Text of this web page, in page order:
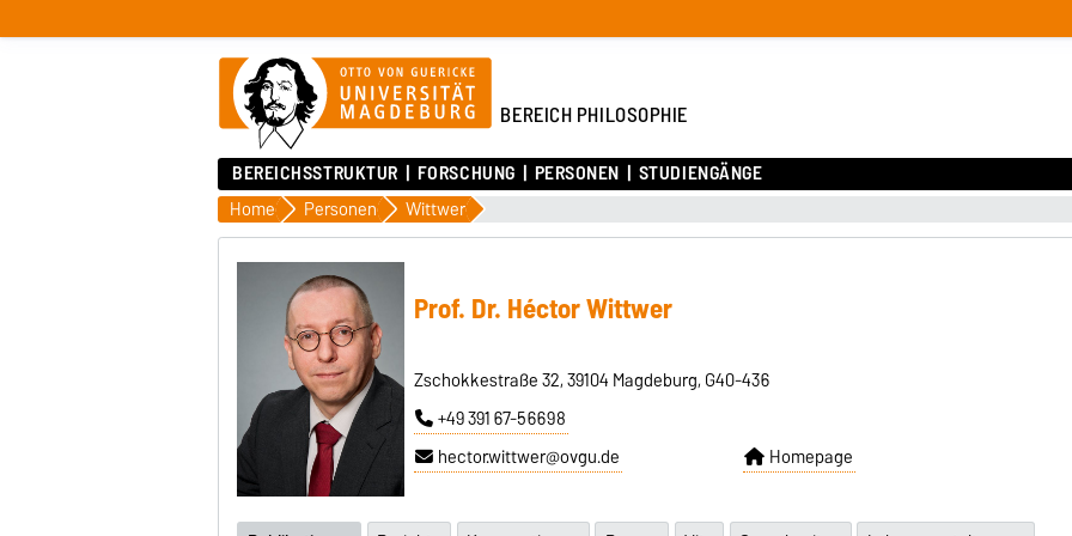
BEREICH PHILOSOPHIE
BEREICHSSTRUKTUR FORSCHUNG PERSONEN STUDIENGÄNGE
Home Personen Wittwer
Prof. Dr. Héctor Wittwer
Zschokkestraße 32, 39104 Magdeburg, G40-436
+49 391 67-56698
hector.wittwer@ovgu.de
Homepage